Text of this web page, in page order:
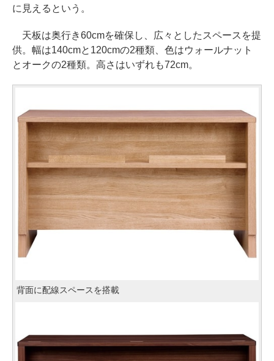
に見えるという。
天板は奥行き60cmを確保し、広々としたスペースを提
供。幅は140cmと120cmの2種類、色はウォールナット
とオークの2種類。高さはいずれも72cm。
背面に配線スペースを搭載